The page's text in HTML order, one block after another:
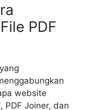
PDF
website
PDF Joiner, dan